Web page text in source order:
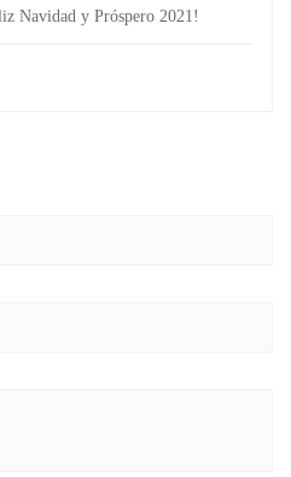
Navidad y Próspero 2021!